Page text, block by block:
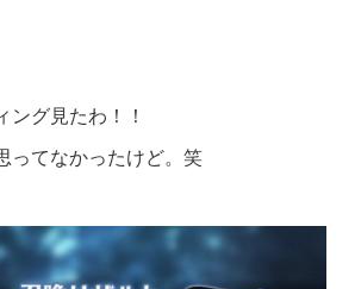
ング見たわ！！
ってなかったけど。笑